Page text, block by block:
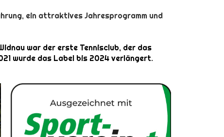
ein attraktives Jahresprogramm und
war der erste Tennisclub, der das
wurde das Label bis 2024 verlängert.